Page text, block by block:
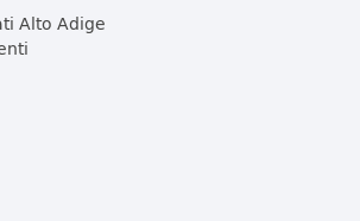
Alto Adige